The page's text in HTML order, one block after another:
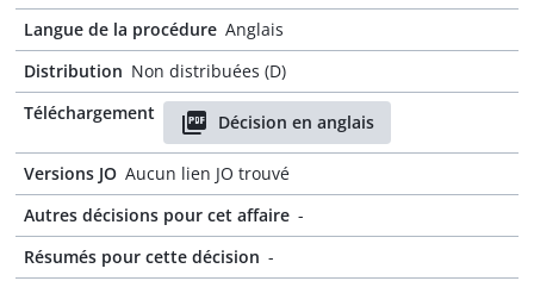
Langue de la procédure Anglais
Distribution Non distribuées (D)
Téléchargement
Décision en anglais
Versions JO Aucun lien JO trouvé
Autres décisions pour cet affaire -
Résumés pour cette décision -